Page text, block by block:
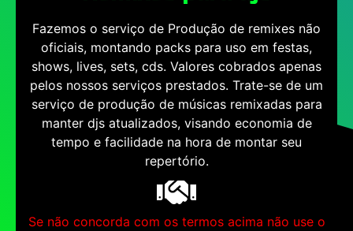
Fazemos o serviço de Produção de remixes não
oficiais, montando packs para uso em festas,
shows, lives, sets, cds. Valores cobrados apenas
pelos nossos serviços prestados. Trate-se de um
serviço de produção de músicas remixadas para
manter djs atualizados, visando economia de
tempo e facilidade na hora de montar seu
repertório.
Se não concorda com os termos acima não use o